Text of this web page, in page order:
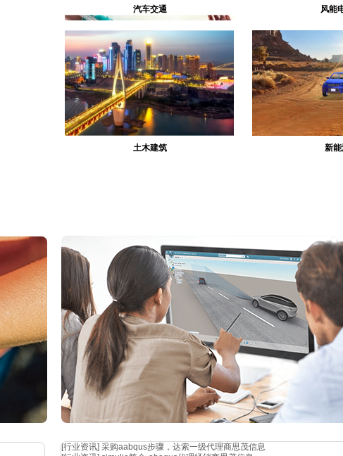
汽车交通 风能
生物医疗
土木建筑
新
[行业资讯] 采购aabqus步骤，达索一级代理商思茂信息